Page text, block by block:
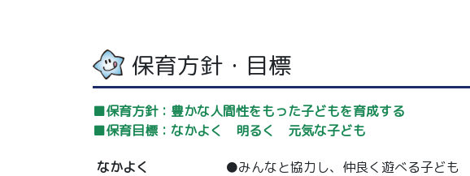
保育方針・目標
■保育方針：豊かな人間性をもった子どもを育成する
■保育目標：なかよく 明るく 元気な子ども
なかよく
●みんなと協力し、仲良く遊べる子ども